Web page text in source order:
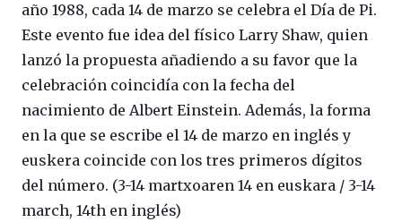
año 1988, cada 14 de marzo se celebra el Día de Pi.
Este evento fue idea del físico Larry Shaw, quien
lanzó la propuesta añadiendo a su favor que la
celebración coincidía con la fecha del
nacimiento de Albert Einstein. Además, la forma
en la que se escribe el 14 de marzo en inglés y
euskera coincide con los tres primeros dígitos
del número. (3-14 martxoaren 14 en euskara / 3-14
march, 14th en inglés)